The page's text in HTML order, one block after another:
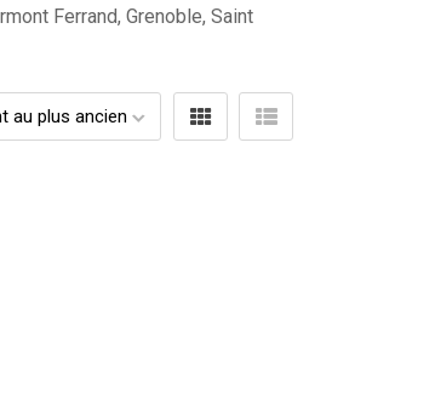
Ferrand, Grenoble, Saint